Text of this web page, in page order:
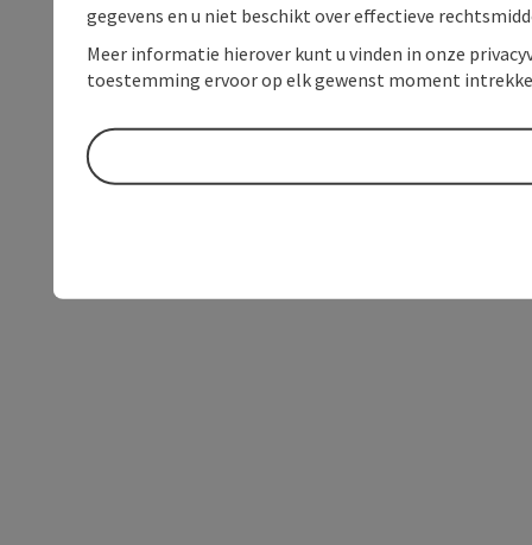
gegevens en u niet beschikt over effectieve
Meer informatie hierover kunt u vinden in onze
toestemming ervoor op elk gewenst moment